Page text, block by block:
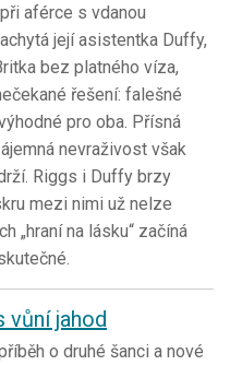
aférce s vdanou
její asistentka Duffy,
bez platného víza,
řešení: falešné
pro oba. Přísná
nevraživost však
Riggs i Duffy brzy
mezi nimi už nelze
„hraní na lásku“ začíná
vůní jahod
o druhé šanci a nové